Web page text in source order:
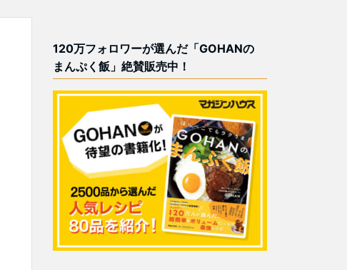
120万フォロワーが選んだ「GOHANの
まんぷく飯」絶賛販売中！